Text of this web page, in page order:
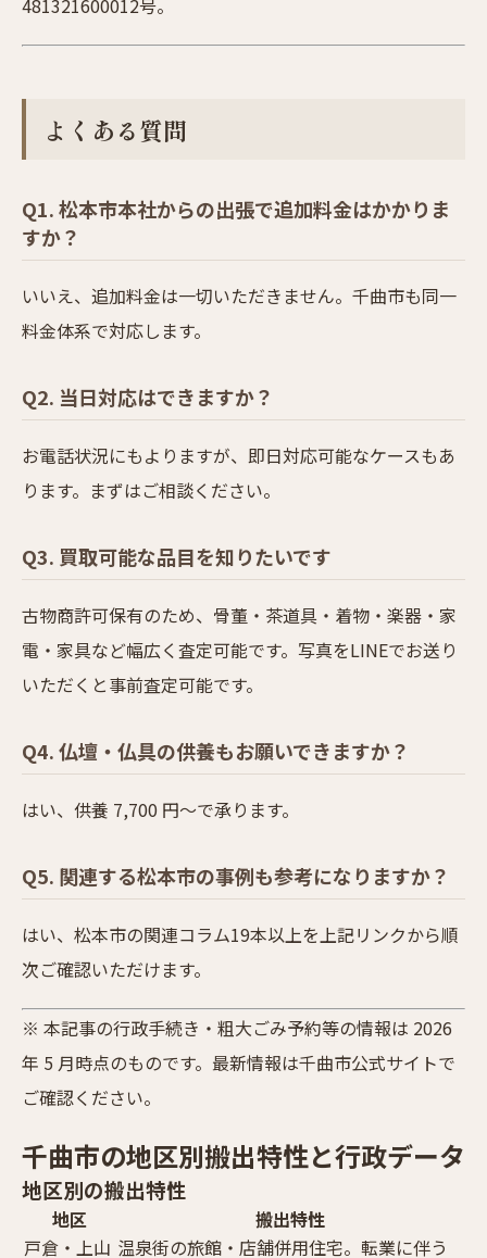
481321600012号。
よくある質問
Q1. 松本市本社からの出張で追加料金はかかりま
すか？
いいえ、追加料金は一切いただきません。千曲市も同一
料金体系で対応します。
Q2. 当日対応はできますか？
お電話状況にもよりますが、即日対応可能なケースもあ
ります。まずはご相談ください。
Q3. 買取可能な品目を知りたいです
古物商許可保有のため、骨董・茶道具・着物・楽器・家
電・家具など幅広く査定可能です。写真をLINEでお送り
いただくと事前査定可能です。
Q4. 仏壇・仏具の供養もお願いできますか？
はい、供養 7,700 円〜で承ります。
Q5. 関連する松本市の事例も参考になりますか？
はい、松本市の関連コラム19本以上を上記リンクから順
次ご確認いただけます。
※ 本記事の行政手続き・粗大ごみ予約等の情報は 2026
年 5 月時点のものです。最新情報は千曲市公式サイトで
ご確認ください。
千曲市の地区別搬出特性と行政データ
地区別の搬出特性
地区
搬出特性
戸倉・上山 温泉街の旅館・店舗併用住宅。転業に伴う